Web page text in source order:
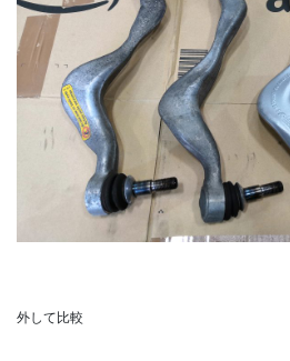
外して比較